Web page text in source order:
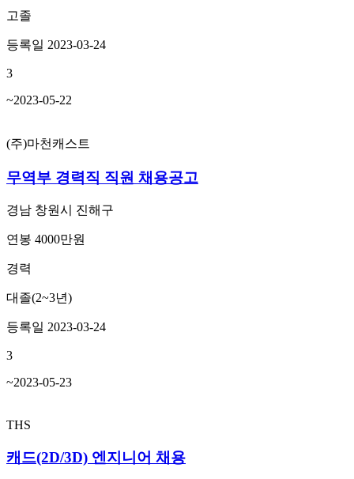
고졸
등록일 2023-03-24
3
~2023-05-22
(주)마천캐스트
무역부 경력직 직원 채용공고
경남 창원시 진해구
연봉 4000만원
경력
대졸(2~3년)
등록일 2023-03-24
3
~2023-05-23
THS
캐드(2D/3D) 엔지니어 채용